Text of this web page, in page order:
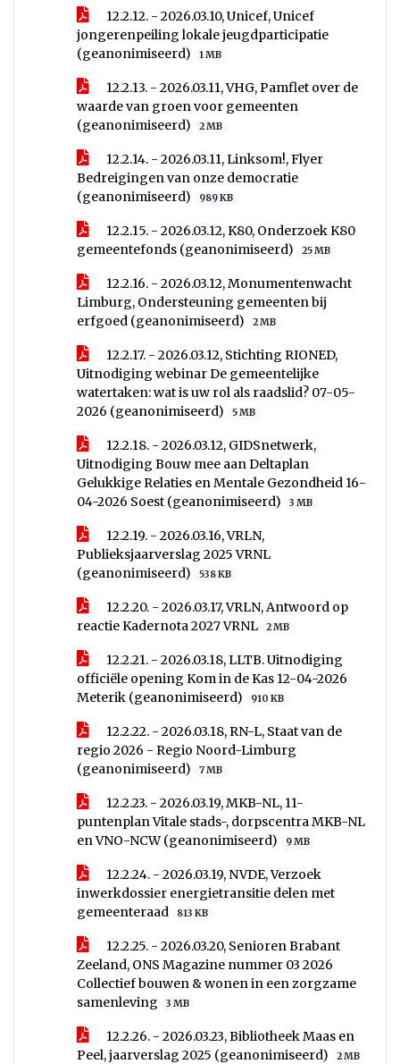
12.2.12. - 2026.03.10, Unicef, Unicef
jongerenpeiling lokale jeugdparticipatie
(geanonimiseerd)
1 MB
12.2.13. - 2026.03.11, VHG, Pamflet over de
waarde van groen voor gemeenten
(geanonimiseerd)
2 MB
12.2.14. - 2026.03.11, Linksom!, Flyer
Bedreigingen van onze democratie
(geanonimiseerd)
989 KB
12.2.15. - 2026.03.12, K80, Onderzoek K80
gemeentefonds (geanonimiseerd)
25 MB
12.2.16. - 2026.03.12, Monumentenwacht
Limburg, Ondersteuning gemeenten bij
erfgoed (geanonimiseerd)
2 MB
12.2.17. - 2026.03.12, Stichting RIONED,
Uitnodiging webinar De gemeentelijke
watertaken: wat is uw rol als raadslid? 07-05-
2026 (geanonimiseerd)
5 MB
12.2.18. - 2026.03.12, GIDSnetwerk,
Uitnodiging Bouw mee aan Deltaplan
Gelukkige Relaties en Mentale Gezondheid 16-
04-2026 Soest (geanonimiseerd)
3 MB
12.2.19. - 2026.03.16, VRLN,
Publieksjaarverslag 2025 VRNL
(geanonimiseerd)
538 KB
12.2.20. - 2026.03.17, VRLN, Antwoord op
reactie Kadernota 2027 VRNL
2 MB
12.2.21. - 2026.03.18, LLTB. Uitnodiging
officiële opening Kom in de Kas 12-04-2026
Meterik (geanonimiseerd)
910 KB
12.2.22. - 2026.03.18, RN-L, Staat van de
regio 2026 - Regio Noord-Limburg
(geanonimiseerd)
7 MB
12.2.23. - 2026.03.19, MKB-NL, 11-
puntenplan Vitale stads-, dorpscentra MKB-NL
en VNO-NCW (geanonimiseerd)
9 MB
12.2.24. - 2026.03.19, NVDE, Verzoek
inwerkdossier energietransitie delen met
gemeenteraad
813 KB
12.2.25. - 2026.03.20, Senioren Brabant
Zeeland, ONS Magazine nummer 03 2026
Collectief bouwen & wonen in een zorgzame
samenleving
3 MB
12.2.26. - 2026.03.23, Bibliotheek Maas en
Peel, jaarverslag 2025 (geanonimiseerd)
2 MB